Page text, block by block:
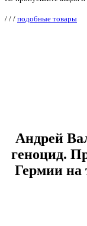
/ / / подобные товары
Андрей
геноцид.
Гермии на